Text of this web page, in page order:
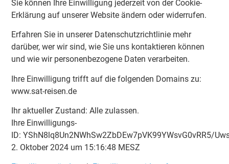
Sie können Ihre Einwilligung jederzeit von der Cookie-
Erklärung auf unserer Website ändern oder widerrufen.
Erfahren Sie in unserer Datenschutzrichtlinie mehr
darüber, wer wir sind, wie Sie uns kontaktieren können
und wie wir personenbezogene Daten verarbeiten.
Ihre Einwilligung trifft auf die folgenden Domains zu:
www.sat-reisen.de
Ihr aktueller Zustand: Alle zulassen.
Ihre Einwilligungs-
ID:YShN8lq8Un2NWhSw2ZbDEw7pVK99YWsvG0vRR5/
2. Oktober 2024 um 15:16:48 MESZ